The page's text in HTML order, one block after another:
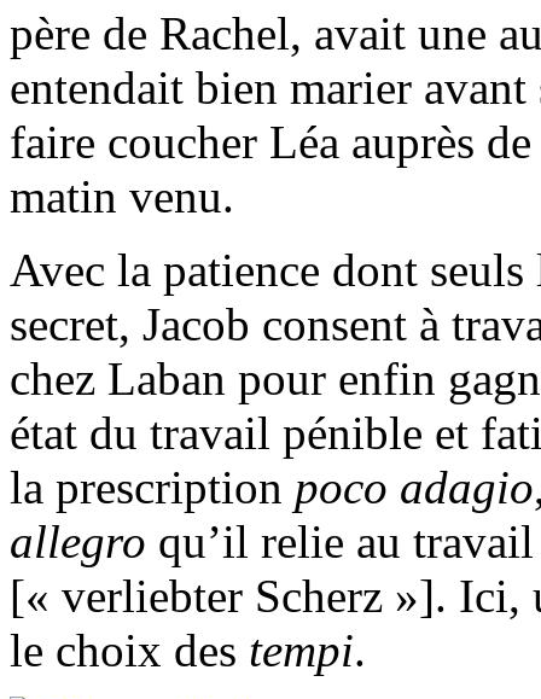
père de Rachel, avait une
entendait bien marier
faire coucher Léa auprès
matin venu.
Avec la patience dont
secret, Jacob consent à
chez Laban pour enfin
état du travail pénible et
la prescription poco adagio
allegro qu’il relie au
[« verliebter Scherz »]. Ici,
le choix des tempi.